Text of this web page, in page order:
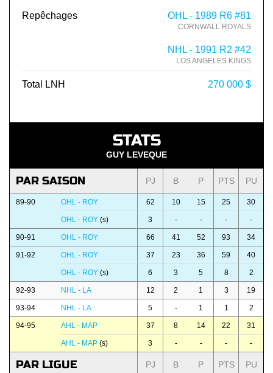
Repêchages OHL - 1989 R6 #81
CORNWALL ROYALS
NHL - 1991 R2 #42
LOS ANGELES KINGS
Total LNH 270 000 $
STATS
GUY LEVEQUE
PAR SAISON PJ B P PTS PU
89-90 OHL - ROY 62 10 15 25 30
OHL - ROY (s) 3 - - - -
90-91 OHL - ROY 66 41 52 93 34
91-92 OHL - ROY 37 23 36 59 40
OHL - ROY (s) 6 3 5 8 2
92-93 NHL - LA 12 2 1 3 19
93-94 NHL - LA 5 - 1 1 2
94-95 AHL - MAP 37 8 14 22 31
AHL - MAP (s) 3 - - - -
PAR LIGUE PJ B P PTS PU